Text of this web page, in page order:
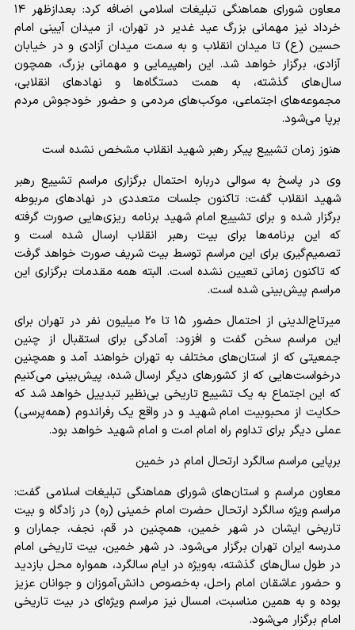
معاون شورای هماهنگی تبلیغات اسلامی اضافه کرد: بعدازظهر ۱۴
خرداد نیز مهمانی بزرگ عید غدیر در تهران، از میدان آیینی امام
حسین (ع) تا میدان انقلاب و به سمت میدان آزادی و در خیابان
آزادی، برگزار خواهد شد. این راهپیمایی و مهمانی بزرگ، همچون
سال‌های گذشته، به همت دستگاه‌ها و نهاد‌های انقلابی،
مجموعه‌های اجتماعی، موکب‌های مردمی و حضور خودجوش مردم
برپا می‌شود.
هنوز زمان تشییع پیکر رهبر شهید انقلاب مشخص نشده است
وی در پاسخ به سوالی درباره احتمال برگزاری مراسم تشییع رهبر
شهید انقلاب گفت: تاکنون جلسات متعددی در نهاد‌های مربوطه
برگزار شده و برای تشییع امام شهید برنامه ریزی‌هایی صورت گرفته
که این برنامه‌ها برای بیت رهبر انقلاب ارسال شده است و
تصمیم‌گیری برای این مراسم توسط بیت شریف صورت خواهد گرفت
که تاکنون زمانی تعیین نشده است. البته همه مقدمات برگزاری این
مراسم پیش‌بینی شده است.
میرتاج‌الدینی از احتمال حضور ۱۵ تا ۲۰ میلیون نفر در تهران برای
این مراسم سخن گفت و افزود: آمادگی برای استقبال از چنین
جمعیتی که از استان‌های مختلف به تهران خواهند آمد و همچنین
درخواست‌هایی که از کشور‌های دیگر ارسال شده، پیش‌بینی می‌کنیم
که این اجتماع به یک تشییع تاریخی بی‌نظیر تبدییل خواهد شد که
حکایت از محبوبیت امام شهید و در واقع یک رفراندوم (همه‌پرسی)
عملی دیگر برای تداوم راه امام امت و امام شهید خواهد بود.
برپایی مراسم سالگرد ارتحال امام در خمین
معاون مراسم و استان‌های شورای هماهنگی تبلیغات اسلامی گفت:
مراسم ویژه سالگرد ارتحال حضرت امام خمینی (ره) در زادگاه و بیت
تاریخی ایشان در شهر خمین، همچنین در قم، نجف، جماران و
مدرسه ایران تهران برگزار می‌شود. در شهر خمین، بیت تاریخی امام
در طول سال‌های گذشته، به‌ویژه در ایام سالگرد، همواره محل بازدید
و حضور عاشقان امام راحل، به‌خصوص دانش‌آموزان و جوانان عزیز
بوده و به همین مناسبت، امسال نیز مراسم ویژه‌ای در بیت تاریخی
امام برگزار می‌شود.